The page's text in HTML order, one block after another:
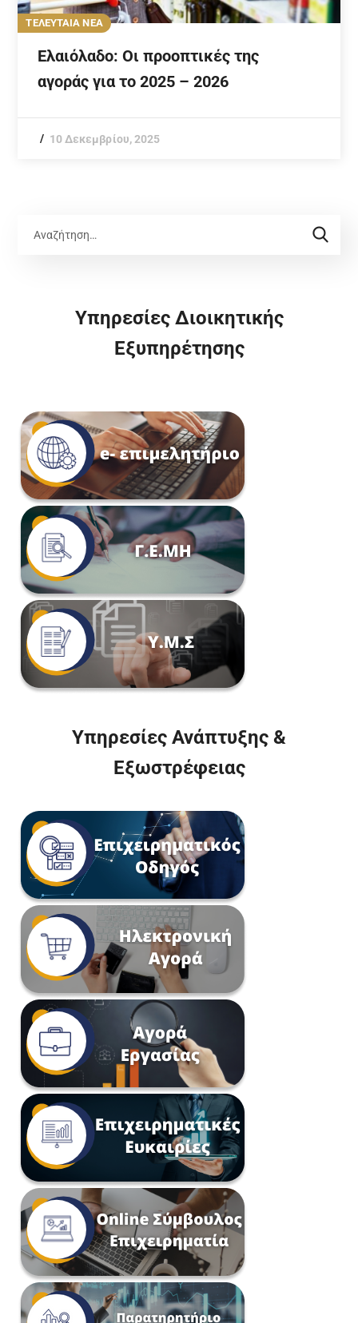
ΤΕΛΕΥΤΑΙΑ ΝΕΑ
Ελαιόλαδο: Οι προοπτικές της
αγοράς για το 2025 – 2026
10 Δεκεμβρίου, 2025
Υπηρεσίες Διοικητικής
Εξυπηρέτησης
Υπηρεσίες Ανάπτυξης &
Εξωστρέφειας